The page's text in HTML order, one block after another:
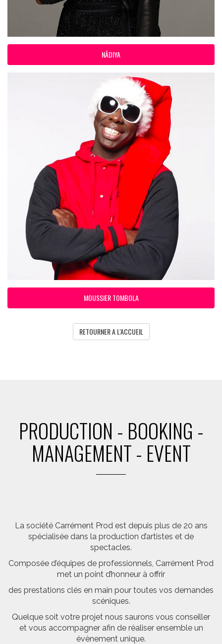
NÂDIYA
MOUSSIER TOMBOLA
RETOURNER A L'ACCUEIL
PRODUCTION - BOOKING -
MANAGEMENT - EVENT
La société Carrément Prod est depuis plus de 20 ans
spécialisée dans la production d’artistes et de
spectacles.
Composée d’équipes de professionnels, Carrément Prod
met un point d’honneur à offrir
des prestations clés en main pour toutes vos demandes
scéniques.
Quelque soit votre projet nous saurons vous conseiller
et vous accompagner afin de réaliser ensemble un
évènement unique.